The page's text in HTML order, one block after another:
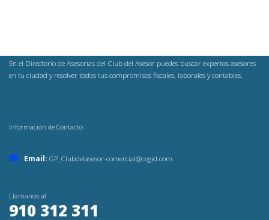
En el Directorio de Asesorías del Club del Asesor puedes buscar expertos asesores
en tu ciudad y resolver todos tus compromisos fiscales, laborales y contables.
Información de Contacto
Email: GP_Clubdelasesor-comercial@cegid.com
Llámanos al
910 312 311